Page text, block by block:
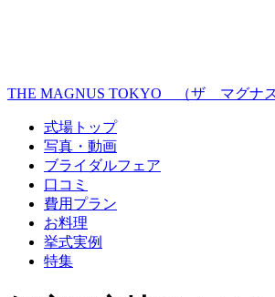
THE MAGNUS TOKYO （ザ マグナ
式場トップ
写真・動画
ブライダルフェア
口コミ
費用プラン
お料理
挙式実例
特集